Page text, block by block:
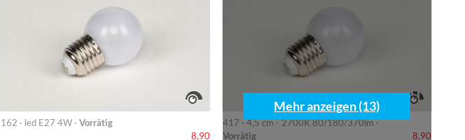
162 · led E27 4W · Vorrätig
8,90
417 · 4,5 cm - 2700K 80/180/370lm ·
Vorrätig
8,90
Mehr anzeigen (13)